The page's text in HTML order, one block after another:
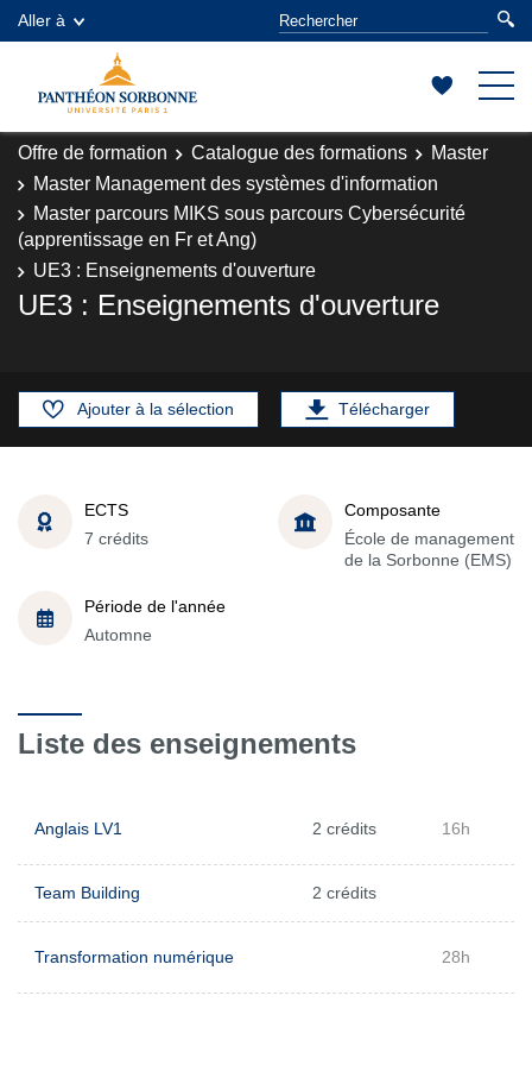
Aller à
Offre de formation Catalogue des formations
Master
Master Management des systèmes d'information
Master parcours MIKS sous parcours Cybersécurité
(apprentissage en Fr et Ang)
UE3 : Enseignements d'ouverture
UE3 : Enseignements d'ouverture
Ajouter à la sélection Télécharger
ECTS
7 crédits
Composante
École de management
de la Sorbonne (EMS)
Période de l'année
Automne
Liste des enseignements
Anglais LV1 2 crédits 16h
Team Building 2 crédits
Transformation numérique 28h